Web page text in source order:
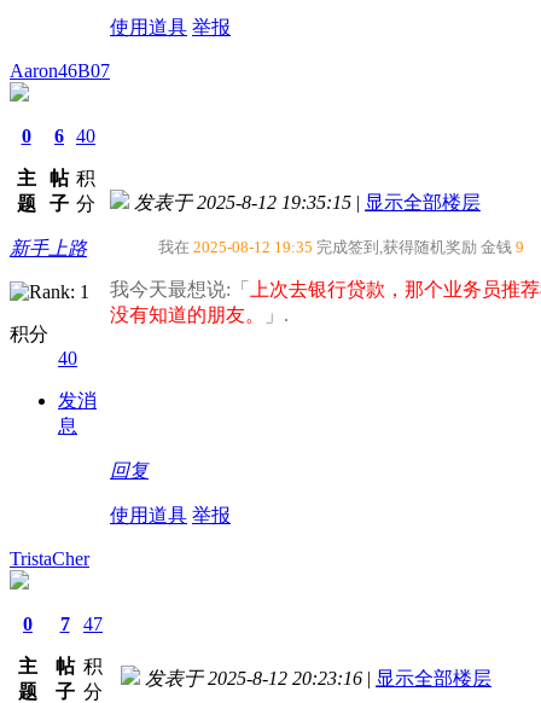
使用道具 举报
Aaron46B07
0
主
题
6
帖
子
40
积
分
新手上路
积分
40
发消
息
发表于 2025-8-12 19:35:15 | 显示全部楼层
我在 2025-08-12 19:35 完成签到,获得随机奖励 金钱 9
我今天最想说:「
上次去银行贷款，那个业务员推
没有知道的朋友。​
」.
回复
使用道具 举报
TristaCher
0
主
题
7
帖
子
47
积
分
发表于 2025-8-12 20:23:16 | 显示全部楼层